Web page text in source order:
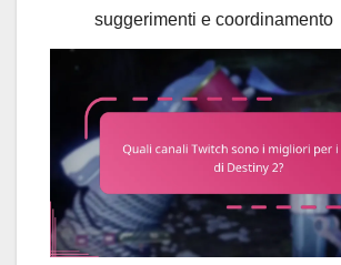
suggerimenti e coordinamento